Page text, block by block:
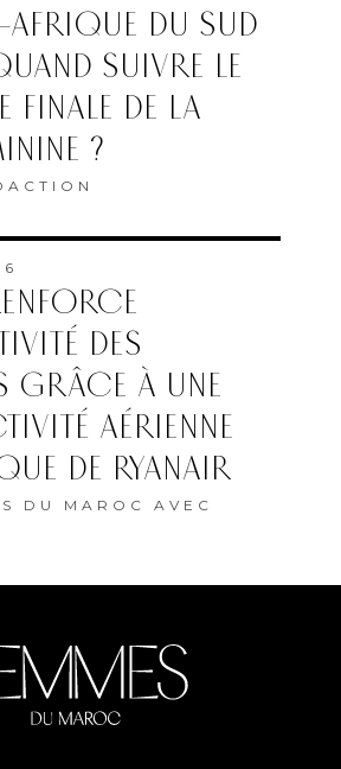
DU SUD
SUIVRE LE
FINALE DE LA
?
DES
GRÂCE À UNE
AÉRIENNE
DE RYANAIR
DU MAROC AVEC